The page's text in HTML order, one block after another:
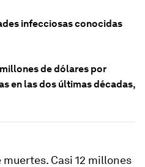
infecciosas conocidas
de dólares por
en las dos últimas décadas,
Casi 12 millones